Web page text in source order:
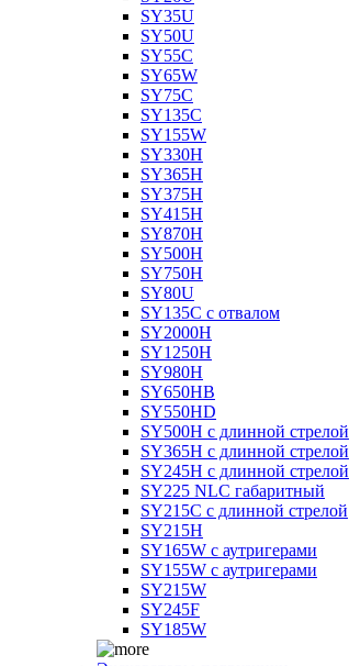
SY35U
SY50U
SY55C
SY65W
SY75C
SY135C
SY155W
SY330H
SY365H
SY375H
SY415H
SY870H
SY500H
SY750H
SY80U
SY135C с отвалом
SY2000H
SY1250H
SY980H
SY650HB
SY550HD
SY500H с длинной стрелой
SY365H с длинной стрелой
SY245H с длинной стрелой
SY225 NLC габаритный
SY215C с длинной стрелой
SY215H
SY165W с аутригерами
SY155W с аутригерами
SY215W
SY245F
SY185W